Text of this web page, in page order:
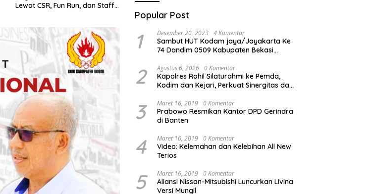
Lewat CSR, Fun Run, dan Staff
Popular Post
1 Desember 20, 2023 4 Komentar
Sambut HUT Kodam jaya/Jayakarta Ke
74 Dandim 0509 Kabupaten Bekasi
Yatim-Piatu
2 Agustus 6, 2026 0 Komentar
Kapolres Rohil Silaturahmi ke Pemda,
Kodim dan Kejari, Perkuat Sinergitas dan
3 Maret 16, 2019 0 Komentar
Prabowo Resmikan Kantor DPD Gerindra
di Banten
4 Maret 16, 2019 0 Komentar
Video: Kelemahan dan Kelebihan All New
Terios
5 Maret 16, 2019 0 Komentar
Aliansi Nissan-Mitsubishi Luncurkan Livina
Versi Mungil